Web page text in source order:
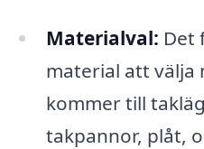
Materialval: Det
material att välja
kommer till
takpannor, plåt,